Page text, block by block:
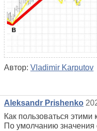
Автор: Vladimir Karputov
Aleksandr Prishenko
Как пользоваться
По умолчанию значения